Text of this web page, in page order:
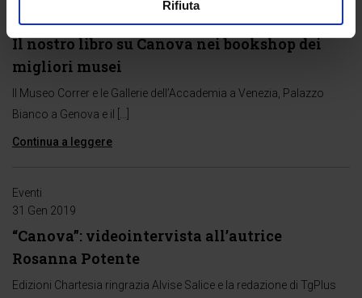
Rifiuta
Il nostro libro su Canova nei bookshop dei
migliori musei
Il Museo Correr e le Gallerie dell’Accademia a Venezia, Palazzo
Bianco a Genova e il […]
Continua a leggere
Eventi
31 Gen 2019
“Canova”: videointervista all’autrice
Rosanna Potente
Edizioni Chartesia ringrazia Alvise Salice e la redazione di TgPlus